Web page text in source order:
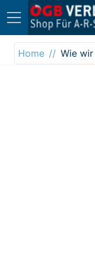
Direkt zum Inhalt
Home
Wie